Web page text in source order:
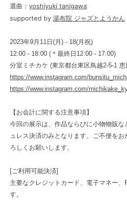
選曲： yoshiyuki tanigawa
supported by 湯布院 ジャズとようかん
2023年9月11日(月) - 18(月祝)
12:00 - 18:00 (＊最終日12:00 - 17:00)
分室ミチカケ (東京都台東区鳥越2-5-1
https://www.instagram.com/
https://www.instagram.com/
【お会計に関する注意事項】
今回の展示は、作品ならびに小物物販
ュレス決済のみとなります。ご不便を
ろしくお願いします。
[ご利用可能決済]
主要なクレジットカード、電子マネー
す。